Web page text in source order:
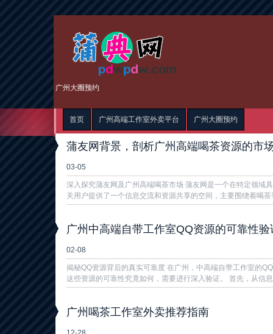
广州大圈预约
首页 广州高端工作室外卖平台 广州大圈预约
蒲友网背景，剖析广州高端喝茶资源的市
03-05
深入探究蒲友网及广州高端喝茶市场 蒲友网是一个在特定领域
关用户提供了一个信息交流和资源共享的空间，主要围绕着喝
广州中高端自带工作室QQ资源的可靠性验
02-08
揭秘QQ资源背后的真实可靠度 在广州，中高端自带工作室的
这些资源的可靠性究竟如何，需要进行深入验证。 首先，从信
广州喝茶工作室外卖推荐指南